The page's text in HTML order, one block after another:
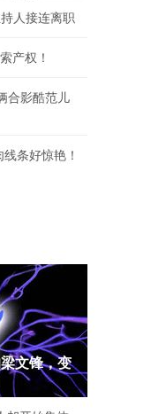
人接连离职
产权！
合影酷范儿
条好惊艳！
文锋，变